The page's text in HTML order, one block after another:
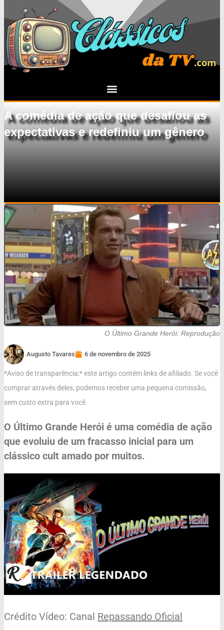
A comédia de ação que desafiou as
expectativas e redefiniu um gênero
O Último Grande Herói: Reprodução
Augusto Tavares 6 de novembro de 2025
*Aviso de transparência:* este artigo contém links de afiliado. Se você
comprar através deles, podemos receber uma pequena comissão,
sem custo extra para você.
O Último Grande Herói é uma comédia de ação
que evoluiu de um fracasso inicial para um
clássico cult amado por muitos.
Crédito Vídeo: Canal Repassando Oficial